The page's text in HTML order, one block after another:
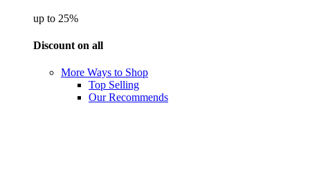
up to 25%
Discount on all
More Ways to Shop
Top Selling
Our Recommends